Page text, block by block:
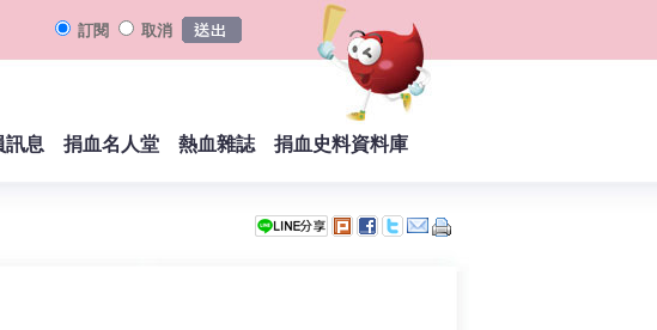
訂閱 取消
訊息 捐血名人堂 熱血雜誌 捐血史料資料庫